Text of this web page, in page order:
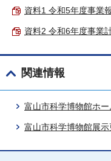
資料1 令和5年度事業
資料2 令和6年度事業
関連情報
富山市科学博物館ホー
富山市科学博物館展